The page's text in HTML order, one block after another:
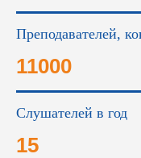
Преподавателей,
11000
Слушателей в год
15